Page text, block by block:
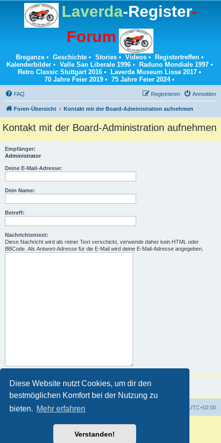
Diese Website nutzt Cookies, um dir den
bestmöglichen Komfort bei der Nutzung zu
bieten. Mehr erfahren
Verstanden!
Laverda-Register-
Forum
Breganze• Geschichte• Stories• Videos• Registertreffen•
Kalenderbilder• Valle San Liberale 1996• Raduno Mondiale 1997•
Retro Classic Stuttgart 2016 • Laverda Museum Lisse 2017 •
70 Jahre Feier 2019 • 75 Jahre Feier 2024•
FAQ Anmelden
Registrieren
Foren-Übersicht Kontakt mit der Board-Administration aufnehmen
Kontakt mit der Board-Administration aufnehmen
Empfänger:
Administrator
Deine E-Mail-Adresse:
Dein Name:
Betreff:
Nachrichtentext:
Diese Nachricht wird als reiner Text verschickt, verwende daher kein HTML oder
BBCode. Als Antwort-Adresse für die E-Mail wird deine E-Mail-Adresse angegeben.
Foren-Übersicht UTC+02:00
Powered byphpBB® Forum Software © phpBB Limited
Deutsche Übersetzung durch